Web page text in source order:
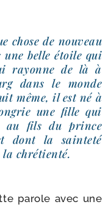
chose de nou­veau
belle étoile qui
rayonne de là à
dans le monde
même, il est né à
une fille qui
au fils du prince
dont la sain­te­té
chrétienté.
parole avec une